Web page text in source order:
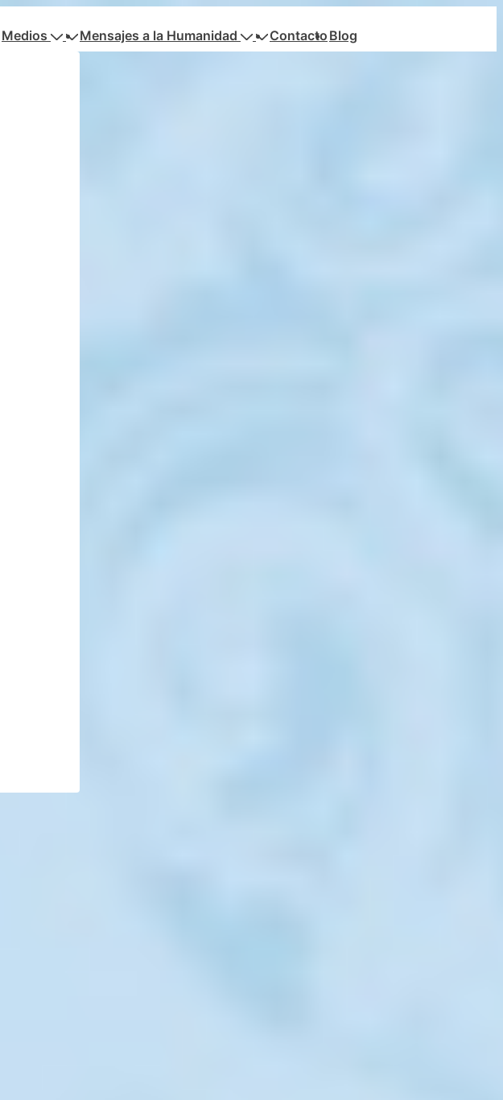
Medios Mensajes a la Humanidad Contacto Blog